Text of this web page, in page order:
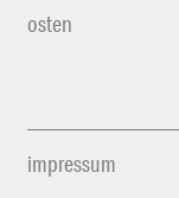
osten
impressum